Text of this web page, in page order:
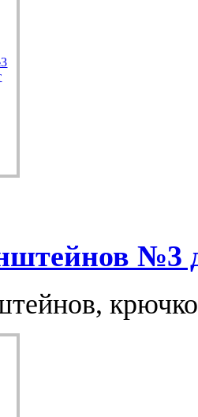
№3